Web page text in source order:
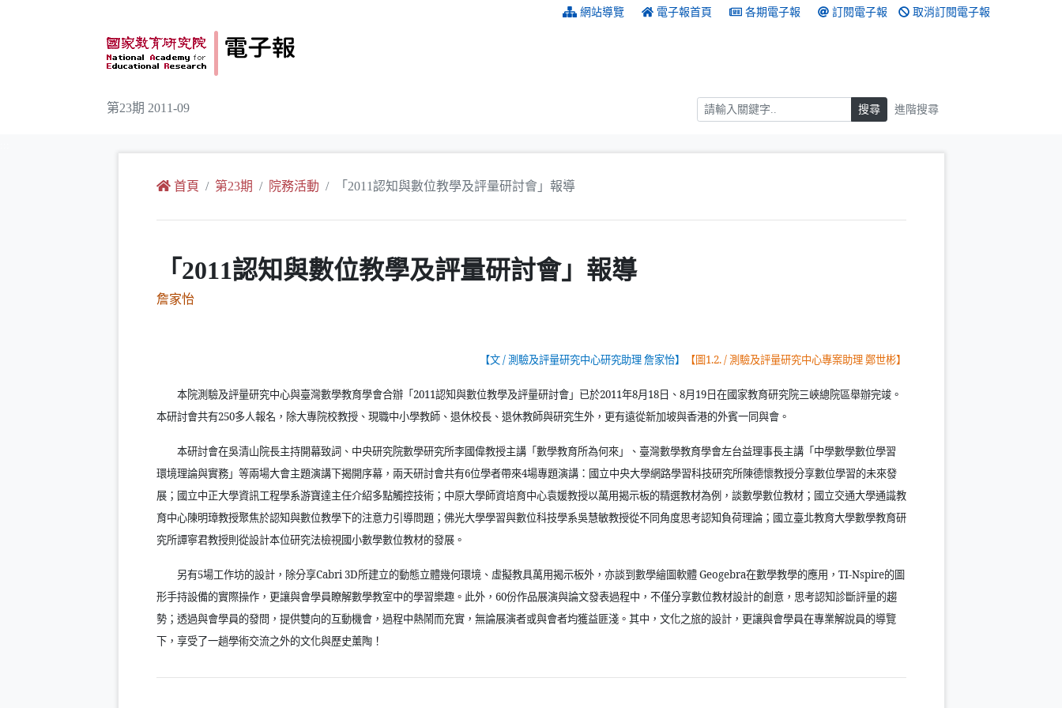
網站導覽 電子報首頁 各期電子報 訂閱電子報 取消訂閱電子報
第23期 2011-09 搜尋 搜尋 進階搜尋
首頁 第23期 院務活動 「2011認知與數位教學及評量研討會」報導
「2011認知與數位教學及評量研討會」報導
詹家怡
【文/測驗及評量研究中心研究助理 詹家怡】 【圖1.2./測驗及評量研究中心專案助理 鄭世彬】
本院測驗及評量研究中心與臺灣數學教育學會合辦「2011認知與數位教學及評量研討會」已於2011年8月18日、8月19日在國家教育研究院三峽總院區舉辦完竣。
本研討會共有250多人報名，除大專院校教授、現職中小學教師、退休校長、退休教師與研究生外，更有遠從新加坡與香港的外賓一同與會。
本研討會在吳清山院長主持開幕致詞、中央研究院數學研究所李國偉教授主講「數學教育所為何來」、臺灣數學教育學會左台益理事長主講「中學數學數位學習
環境理論與實務」等兩場大會主題演講下揭開序幕，兩天研討會共有6位學者帶來4場專題演講：國立中央大學網路學習科技研究所陳德懷教授分享數位學習的未來發
展；國立中正大學資訊工程學系游寶達主任介紹多點觸控技術；中原大學師資培育中心袁媛教授以萬用揭示板的精選教材為例，談數學數位教材；國立交通大學通識教
育中心陳明璋教授聚焦於認知與數位教學下的注意力引導問題；佛光大學學習與數位科技學系吳慧敏教授從不同角度思考認知負荷理論；國立臺北教育大學數學教育研
究所譚寧君教授則從設計本位研究法檢視國小數學數位教材的發展。
另有5場工作坊的設計，除分享Cabri 3D所建立的動態立體幾何環境、虛擬教具萬用揭示板外，亦談到數學繪圖軟體Geogebra在數學教學的應用，TI-Nspire的圖
形手持設備的實際操作，更讓與會學員瞭解數學教室中的學習樂趣。此外， 60份作品展演與論文發表過程中，不僅分享數位教材設計的創意，思考認知診斷評量的趨
勢；透過與會學員的發問，提供雙向的互動機會，過程中熱鬧而充實，無論展演者或與會者均獲益匪淺。其中，文化之旅的設計，更讓與會學員在專業解說員的導覽
下，享受了一趟學術交流之外的文化與歷史薰陶！